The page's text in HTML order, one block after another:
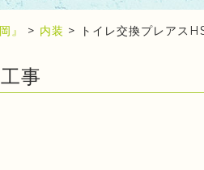
』 > 内装 > トイレ交換プレアス
事